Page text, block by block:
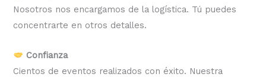
Nosotros nos encargamos de la logística. Tú puedes
concentrarte en otros detalles.
Confianza
Cientos de eventos realizados con éxito. Nuestra